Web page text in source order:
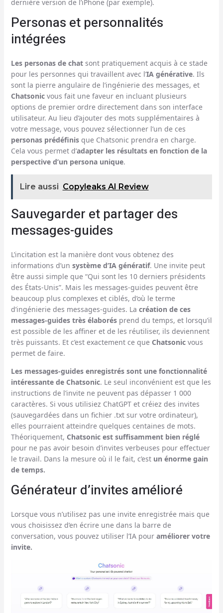
dernière version de l’iPhone (par exemple).
Personas et personnalités
intégrées
Les personas de chatsont pratiquement acquis à ce stade
pour les personnes qui travaillent avec l’IA générative. Ils
sont la pierre angulaire de l’ingénierie des messages, et
Chatsonicvous fait une faveur en incluant plusieurs
options de premier ordre directement dans son interface
utilisateur. Au lieu d’ajouter des mots supplémentaires à
votre message, vous pouvez sélectionner l’un de ces
personas prédéfinisque Chatsonic prendra en charge.
Cela vous permet d’adapter les résultats en fonction de la
perspective d’un persona unique.
Lire aussi Copyleaks AI Review
Sauvegarder et partager des
messages-guides
L’incitation est la manière dont vous obtenez des
informations d’un système d’IA génératif. Une invite peut
être aussi simple que “Qui sont les 10 derniers présidents
des États-Unis”. Mais les messages-guides peuvent être
beaucoup plus complexes et ciblés, d’où le terme
d’ingénierie des messages-guides. La création de ces
messages-guides très élaborésprend du temps, et lorsqu’il
est possible de les affiner et de les réutiliser, ils deviennent
très puissants. Et c’est exactement ce que Chatsonicvous
permet de faire.
Les messages-guides enregistrés sont une fonctionnalité
intéressante de Chatsonic. Le seul inconvénient est que les
instructions de l’invite ne peuvent pas dépasser 1 000
caractères. Si vous utilisiez ChatGPT et créiez des invites
(sauvegardées dans un fichier .txt sur votre ordinateur),
elles pourraient atteindre quelques centaines de mots.
Théoriquement, Chatsonic est suffisamment bien réglé
pour ne pas avoir besoin d’invites verbeuses pour effectuer
le travail. Dans la mesure où il le fait, c’est un énorme gain
de temps.
Générateur d’invites amélioré
Lorsque vous n’utilisez pas une invite enregistrée mais que
vous choisissez d’en écrire une dans la barre de
conversation, vous pouvez utiliser l’IA pour améliorer votre
invite.